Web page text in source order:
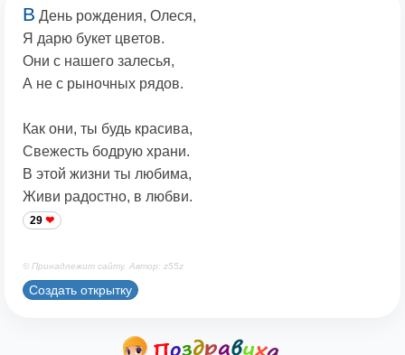
В День рождения, Олеся,
Я дарю букет цветов.
Они с нашего залесья,
А не с рыночных рядов.
Как они, ты будь красива,
Свежесть бодрую храни.
В этой жизни ты любима,
Живи радостно, в любви.
29
© Принадлежит сайту. Автор: z55z
Создать открытку